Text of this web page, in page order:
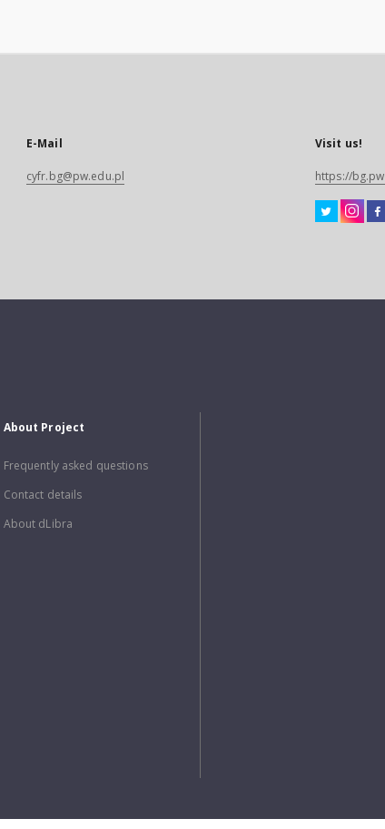
E-Mail
cyfr.bg@pw.edu.pl
Visit us!
https://
About Project
Frequently asked questions
Contact details
About dLibra